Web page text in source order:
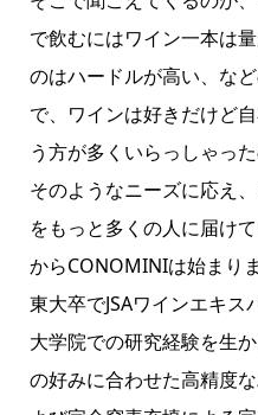
で飲むにはワイン一本は
のはハードルが高い、な
で、ワインは好きだけど
う方が多くいらっしゃった
そのようなニーズに応え
をもっと多くの人に届け
からCONOMINIは始まりま
東大卒でJSAワインエキ
大学院での研究経験を生
の好みに合わせた高精度